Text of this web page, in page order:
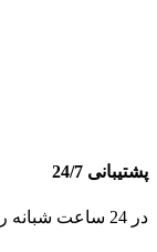
پشتیبانی 24/7
در 24 ساعت شبانه روز